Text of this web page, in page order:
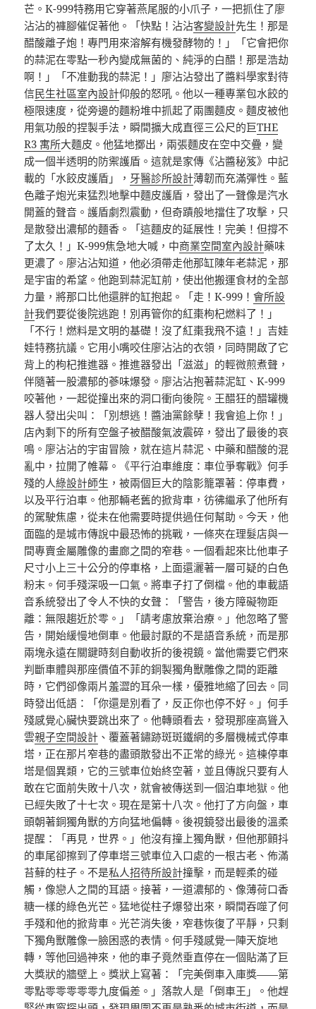
芒。K-999特務用它穿著燕尾服的小爪子，一把抓住了廖
沾沾的褲腳催促著他。「快點！沾沾客變設計先生！那是
醋酸離子炮！專門用來溶解有機發酵物的！」「它會把你
的蒜泥在零點一秒內變成無菌的、純淨的白醋！那是浩劫
啊！」「不准動我的蒜泥！」廖沾沾發出了醬料學家對待
信民生社區室內設計仰般的怒吼。他以一種專業包水餃的
極限速度，從旁邊的麵粉堆中抓起了兩團麵皮。麵皮被他
用氣功般的捏製手法，瞬間擴大成直徑三公尺的巨THE
R3 寓所大麵皮。他猛地擲出，兩張麵皮在空中交疊，變
成一個半透明的防禦護盾。這就是家傳《沾醬秘笈》中記
載的「水餃皮護盾」， 牙醫診所設計薄韌而充滿彈性。藍
色離子炮光束猛烈地擊中麵皮護盾，發出了一聲像是汽水
開蓋的聲音。護盾劇烈震動，但奇蹟般地擋住了攻擊，只
是散發出濃郁的麵香。「這麵皮的延展性！完美！但撐不
了太久！」K-999焦急地大喊，中商業空間室內設計藥味
更濃了。廖沾沾知道，他必須帶走他那缸陳年老蒜泥，那
是宇宙的希望。他跑到蒜泥缸前，使出他搬運食材的全部
力量，將那口比他還胖的缸抱起。「走！K-999！會所設
計我們要從後院逃跑！別再管你的紅棗枸杞燃料了！」
「不行！燃料是文明的基礎！沒了紅棗我飛不遠！」吉娃
娃特務抗議。它用小嘴咬住廖沾沾的衣領，同時開啟了它
背上的枸杞推進器。推進器發出「滋滋」的輕微煎煮聲，
伴隨著一股濃郁的蔘味爆發。廖沾沾抱著蒜泥缸、K-999
咬著他，一起從撞出來的洞口衝向後院。王醋狂的醋罐機
器人發出尖叫：「別想逃！醬油黨餘孽！我會追上你！」
店內剩下的所有空盤子被醋酸氣波震碎，發出了最後的哀
鳴。廖沾沾的宇宙冒險，就在這片蒜泥、中藥和醋酸的混
亂中，拉開了帷幕。《平行泊車維度：車位爭奪戰》何手
殘的人綠設計師生，被兩個巨大的陰影籠罩著：停車費，
以及平行泊車。他那輛老舊的掀背車，彷彿繼承了他所有
的駕駛焦慮，從未在他需要時提供過任何幫助。今天，他
面臨的是城市傳說中最恐怖的挑戰，一條夾在理髮店與一
間專賣金屬雕像的畫廊之間的窄巷。一個看起來比他車子
尺寸小上三十公分的停車格，上面還灑著一層可疑的白色
粉末。何手殘深吸一口氣。將車子打了倒檔。他的車載語
音系統發出了令人不快的女聲：「警告，後方障礙物距
離：無限趨近於零。」「請考慮放棄治療。」他忽略了警
告，開始緩慢地倒車。他最討厭的不是語音系統，而是那
兩塊永遠在關鍵時刻自動收折的後視鏡。當他需要它們來
判斷車體與那座價值不菲的銅製獨角獸雕像之間的距離
時，它們卻像兩片羞澀的耳朵一樣，優雅地縮了回去。同
時發出低語：「你還是別看了，反正你也停不好。」何手
殘感覺心臟快要跳出來了。他轉頭看去，發現那座高聳入
雲親子空間設計 、覆蓋著鏽跡斑斑鐵網的多層機械式停車
塔，正在那片窄巷的盡頭散發出不正常的綠光。這棟停車
塔是個異類，它的三號車位始終空著，並且傳說只要有人
敢在它面前失敗十八次，就會被傳送到一個泊車地獄。他
已經失敗了十七次。現在是第十八次。他打了方向盤，車
頭朝著銅獨角獸的方向猛地偏轉。後視鏡發出最後的溫柔
提醒：「再見，世界。」他沒有撞上獨角獸，但他那顫抖
的車尾卻擦到了停車塔三號車位入口處的一根古老、佈滿
苔蘚的柱子。不是私人招待所設計撞擊，而是輕柔的碰
觸，像戀人之間的耳語。接著，一道濃郁的、像薄荷口香
糖一樣的綠色光芒。猛地從柱子爆發出來，瞬間吞噬了何
手殘和他的掀背車。光芒消失後，窄巷恢復了平靜，只剩
下獨角獸雕像一臉困惑的表情。何手殘感覺一陣天旋地
轉，等他回過神來，他的車子竟然垂直停在一個貼滿了巨
大獎狀的牆壁上。獎狀上寫著：「完美倒車入庫獎——第
零點零零零零零九度偏差。」落款人是「倒車王」。他趕